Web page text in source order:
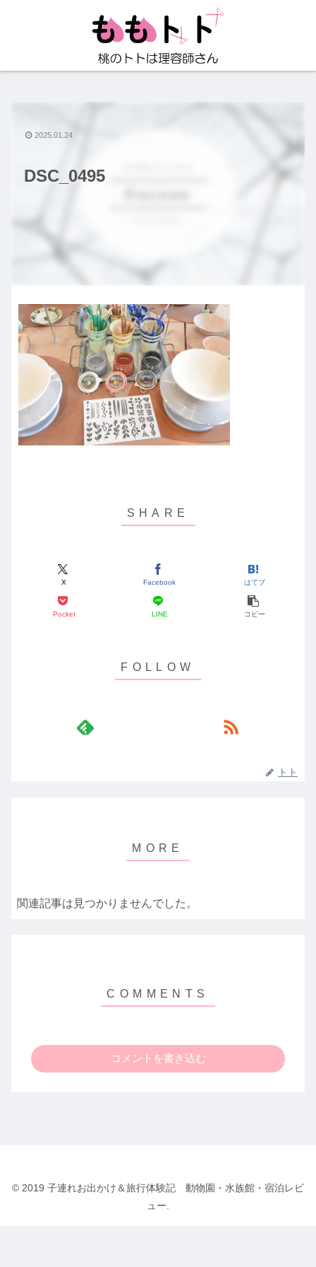
DSC_0495
2025.01.24
X Facebook はてブ
Pocket LINE コピー
トト
関連記事は見つかりませんでした。
コメントを書き込む
© 2019 子連れお出かけ＆旅行体験記 動物園・水族館・宿泊レビ
ュー.